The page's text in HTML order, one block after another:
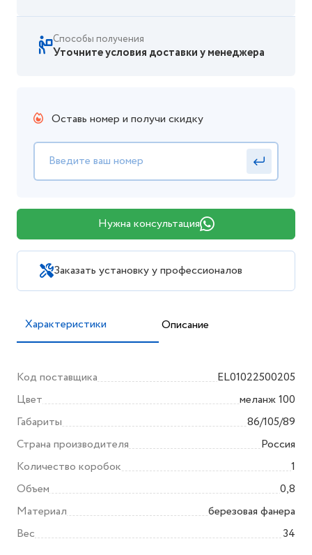
Способы получения
Уточните условия доставки у менеджера
Оставь номер и получи скидку
Нужна консультация
Заказать установку у профессионалов
Характеристики Описание
Код поставщика
EL01022500205
Цвет
меланж 100
Габариты
86/105/89
Страна производителя
Россия
Количество коробок
1
Объем
0,8
Материал
березовая фанера
Вес
34